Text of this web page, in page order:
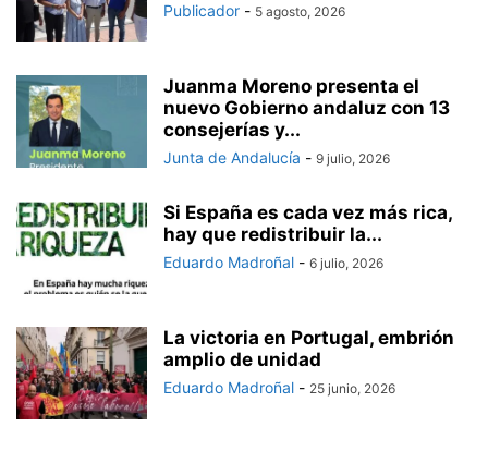
Publicador - 5 agosto, 2026
Juanma Moreno presenta el
nuevo Gobierno andaluz con 13
consejerías y...
Junta de Andalucía - 9 julio, 2026
Si España es cada vez más rica,
hay que redistribuir la...
Eduardo Madroñal - 6 julio, 2026
La victoria en Portugal, embrión
amplio de unidad
Eduardo Madroñal - 25 junio, 2026